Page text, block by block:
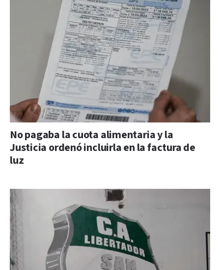
No pagaba la cuota alimentaria y la
Justicia ordenó incluirla en la factura de
luz